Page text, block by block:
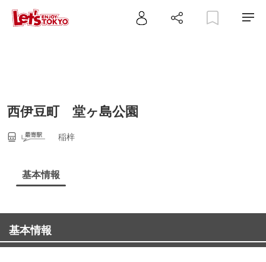
西伊豆町 堂ヶ島公園
稲梓
基本情報
基本情報